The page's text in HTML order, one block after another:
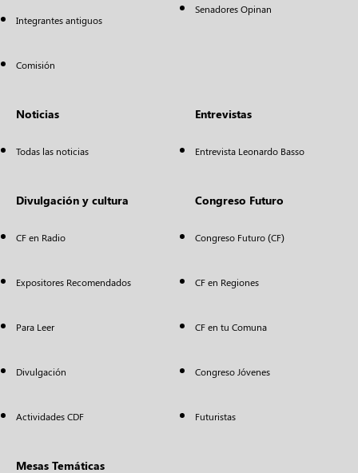
Integrantes antiguos
Comisión
Senadores Opinan
Noticias
Todas las noticias
Entrevistas
Entrevista Leonardo Basso
Divulgación y cultura
CF en Radio
Expositores Recomendados
Para Leer
Divulgación
Actividades CDF
Congreso Futuro
Congreso Futuro (CF)
CF en Regiones
CF en tu Comuna
Congreso Jóvenes
Futuristas
Mesas Temáticas